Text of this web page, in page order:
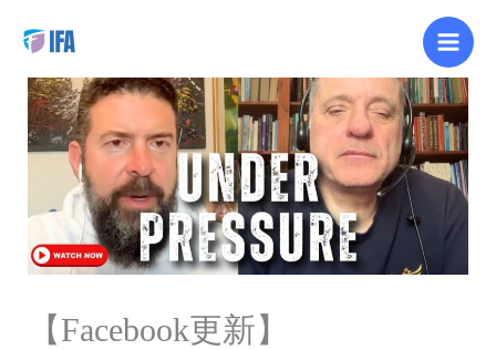
【Facebook更新】